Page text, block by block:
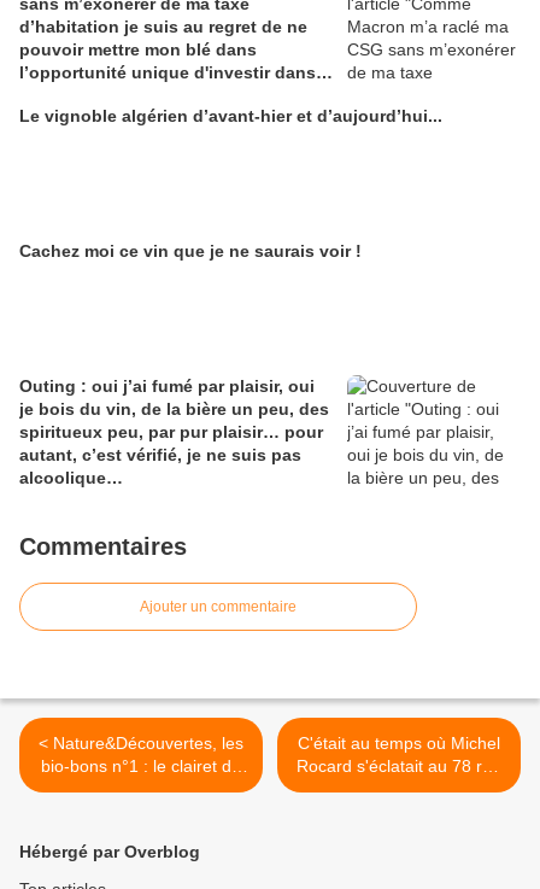
sans m’exonérer de ma taxe
d’habitation je suis au regret de ne
pouvoir mettre mon blé dans
l’opportunité unique d'investir dans
Alain Edouard
Le vignoble algérien d’avant-hier et d’aujourd’hui...
Cachez moi ce vin que je ne saurais voir !
Outing : oui j’ai fumé par plaisir, oui
je bois du vin, de la bière un peu, des
spiritueux peu, par pur plaisir… pour
autant, c’est vérifié, je ne suis pas
alcoolique…
Commentaires
Ajouter un commentaire
< Nature&Découvertes, les
bio-bons n°1 : le clairet de
château Cajus
C'était au temps où Michel
Rocard s'éclatait au 78 rue
de Varenne >
Hébergé par Overblog